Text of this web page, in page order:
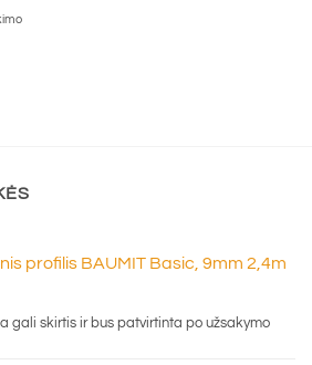
profilis BAUMIT Basic, 9mm 2,4m
gali skirtis ir bus patvirtinta po užsakymo